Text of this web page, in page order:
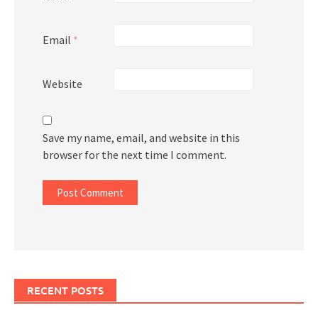
Email *
Website
Save my name, email, and website in this
browser for the next time I comment.
RECENT POSTS